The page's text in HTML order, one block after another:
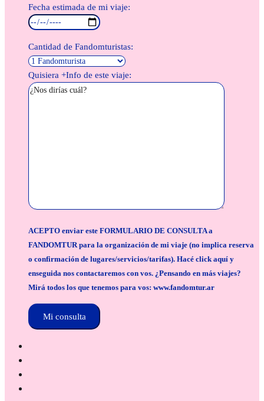
Fecha estimada de mi viaje:
Cantidad de Fandomturistas:
Quisiera +Info de este viaje:
ACEPTO enviar este FORMULARIO DE CONSULTA a
FANDOMTUR para la organización de mi viaje (no implica reserva
o confirmación de lugares/servicios/tarifas). Hacé click aquí y
enseguida nos contactaremos con vos. ¿Pensando en más viajes?
Mirá todos los que tenemos para vos: www.fandomtur.ar